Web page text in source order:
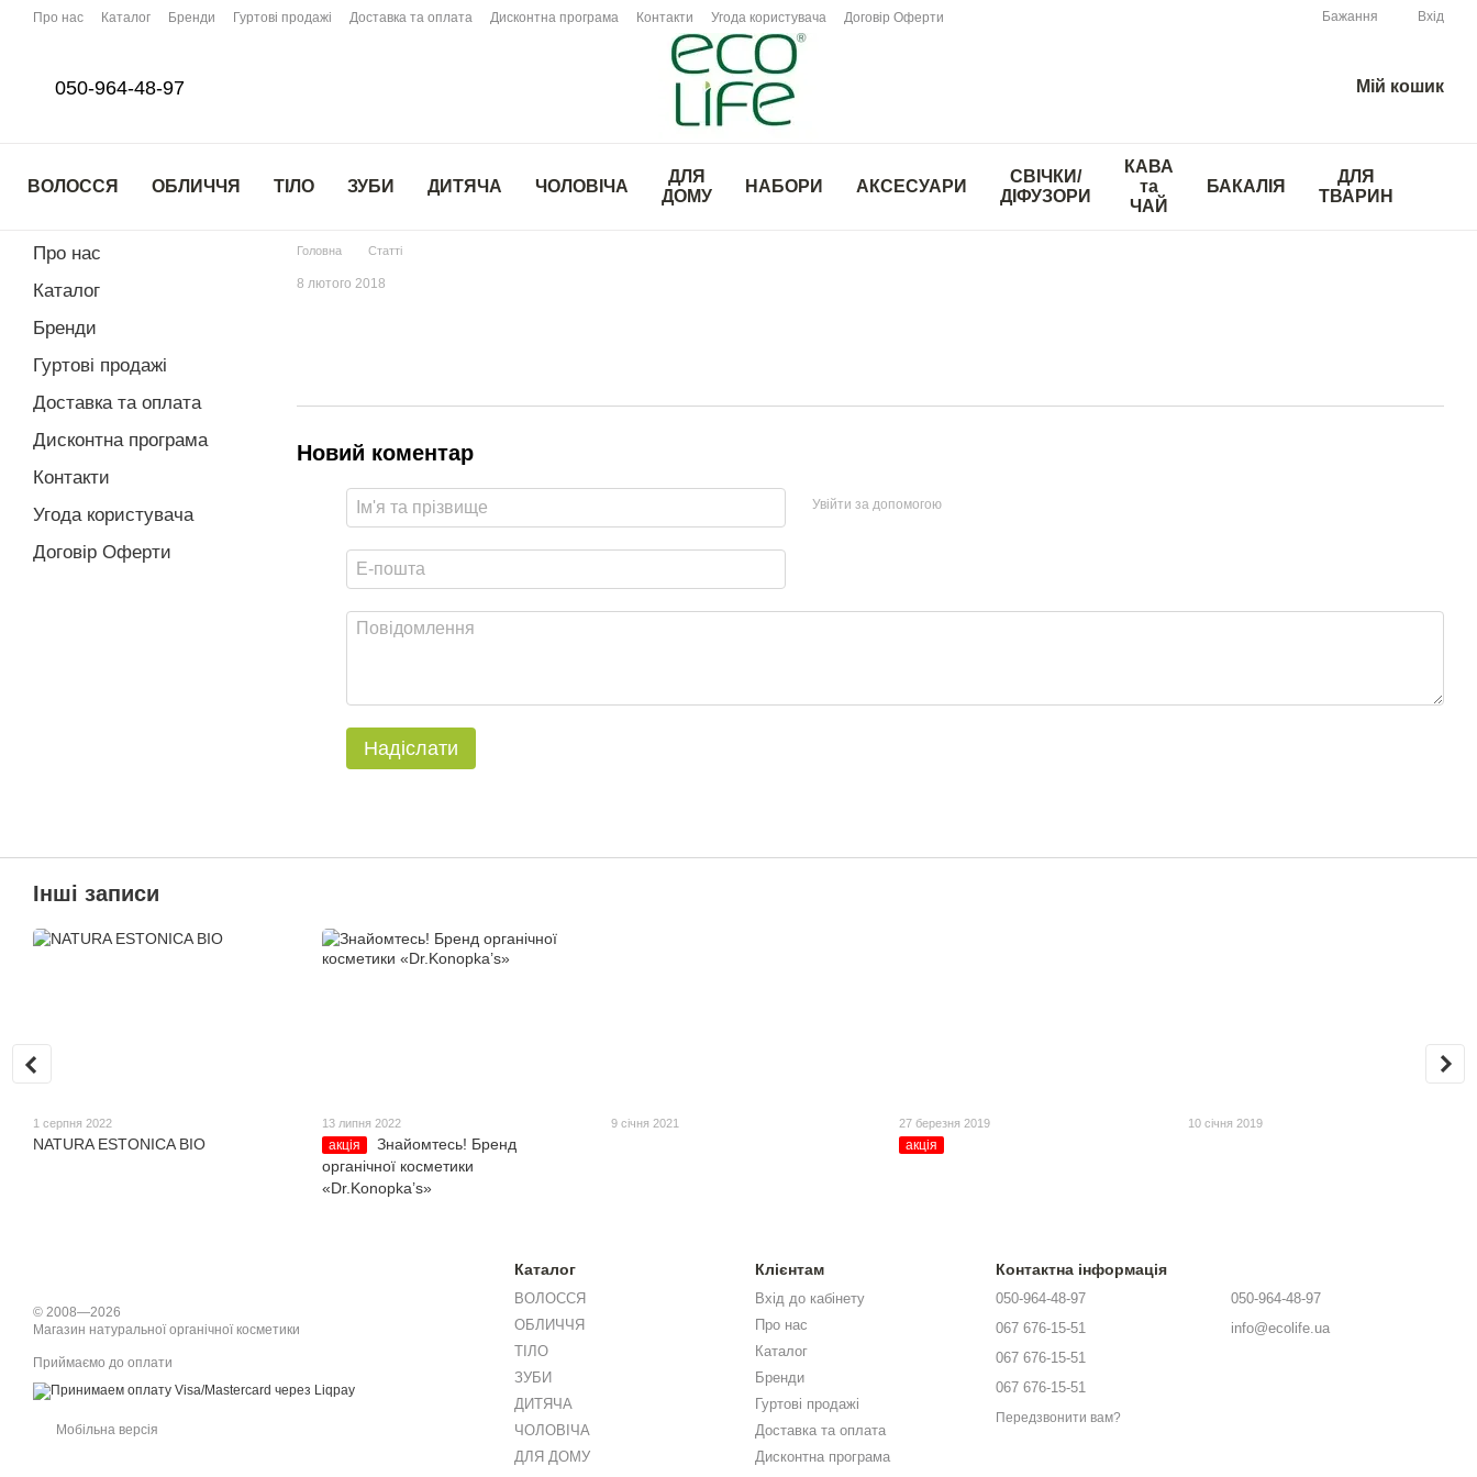
Перейти до основного контенту
Про нас Каталог Бренди Гуртові продажі Доставка та оплата Дисконтна програма Контакти Угода користувача Договір Оферти Бажання Вхід
050-964-48-97 Мій кошик
ВОЛОССЯ ОБЛИЧЧЯ ТІЛО ЗУБИ ДИТЯЧА ЧОЛОВІЧА
ДЛЯ
ДОМУ
НАБОРИ АКСЕСУАРИ
СВІЧКИ/
ДІФУЗОРИ
КАВА
та
ЧАЙ
БАКАЛІЯ
ДЛЯ
ТВАРИН
Головна Статті
8 лютого 2018
Новий коментар
Увійти за допомогою
Надіслати
Про нас
Каталог
Бренди
Гуртові продажі
Доставка та оплата
Дисконтна програма
Контакти
Угода користувача
Договір Оферти
Інші записи
1 серпня 2022
NATURA ESTONICA BIO
13 липня 2022
акція
Знайомтесь! Бренд
органічної косметики
«Dr.Konopka’s»
9 січня 2021 27 березня 2019
акція
10 січня 2019
© 2008—2026
Магазин натуральної органічної косметики
Приймаємо до оплати
Мобільна версія
Каталог
ВОЛОССЯ
ОБЛИЧЧЯ
ТІЛО
ЗУБИ
ДИТЯЧА
ЧОЛОВІЧА
ДЛЯ ДОМУ
Клієнтам
Вхід до кабінету
Про нас
Каталог
Бренди
Гуртові продажі
Доставка та оплата
Дисконтна програма
Контактна інформація
050-964-48-97
067 676-15-51
067 676-15-51
067 676-15-51
Передзвонити вам?
050-964-48-97
info@ecolife.ua